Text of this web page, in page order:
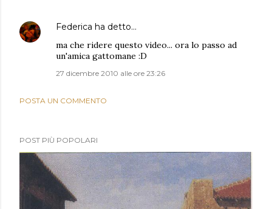
Federica ha detto…
ma che ridere questo video... ora lo passo ad
un'amica gattomane :D
27 dicembre 2010 alle ore 23:26
POSTA UN COMMENTO
POST PIÙ POPOLARI